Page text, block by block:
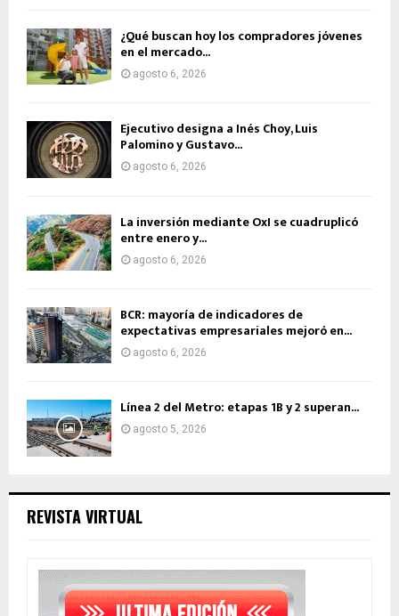
¿Qué buscan hoy los compradores jóvenes
en el mercado...
agosto 6, 2026
Ejecutivo designa a Inés Choy, Luis
Palomino y Gustavo...
agosto 6, 2026
La inversión mediante OxI se cuadruplicó
entre enero y...
agosto 6, 2026
BCR: mayoría de indicadores de
expectativas empresariales mejoró en...
agosto 6, 2026
Línea 2 del Metro: etapas 1B y 2 superan...
agosto 5, 2026
REVISTA VIRTUAL